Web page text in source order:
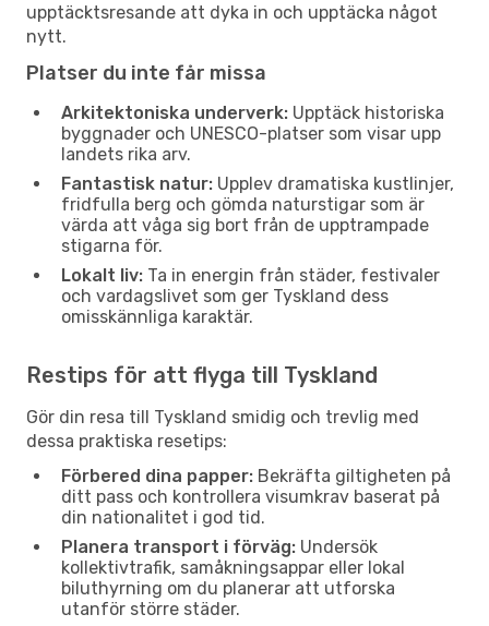
upptäcktsresande att dyka in och upptäcka något
nytt.
Platser du inte får missa
Arkitektoniska underverk: Upptäck historiska
byggnader och UNESCO-platser som visar upp
landets rika arv.
Fantastisk natur: Upplev dramatiska kustlinjer,
fridfulla berg och gömda naturstigar som är
värda att våga sig bort från de upptrampade
stigarna för.
Lokalt liv: Ta in energin från städer, festivaler
och vardagslivet som ger Tyskland dess
omisskännliga karaktär.
Restips för att flyga till Tyskland
Gör din resa till Tyskland smidig och trevlig med
dessa praktiska resetips:
Förbered dina papper: Bekräfta giltigheten på
ditt pass och kontrollera visumkrav baserat på
din nationalitet i god tid.
Planera transport i förväg: Undersök
kollektivtrafik, samåkningsappar eller lokal
biluthyrning om du planerar att utforska
utanför större städer.